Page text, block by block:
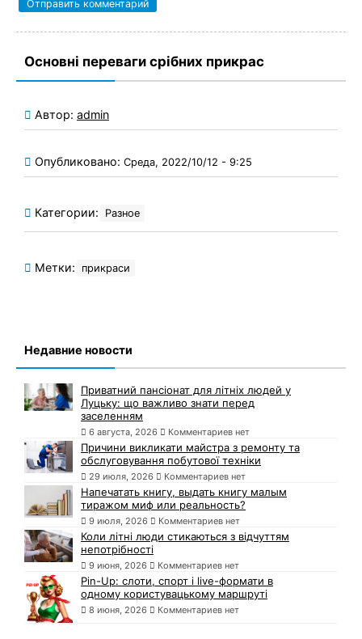
Основні переваги срібних прикрас
Автор: admin
Опубликовано: Среда, 2022/10/12 - 9:25
Категории: Разное
Метки: прикраси
Недавние новости
Приватний пансіонат для літніх людей у
Луцьку: що важливо знати перед
заселенням
6 августа, 2026 Комментариев нет
Причини викликати майстра з ремонту та
обслуговування побутової техніки
29 июля, 2026 Комментариев нет
Напечатать книгу, выдать книгу малым
тиражом миф или реальность?
9 июля, 2026 Комментариев нет
Коли літні люди стикаються з відчуттям
непотрібності
9 июня, 2026 Комментариев нет
Pin-Up: слоти, спорт і live-формати в
одному користувацькому маршруті
8 июня, 2026 Комментариев нет